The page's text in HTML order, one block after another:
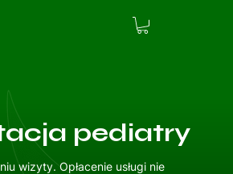
pediatry
wizyty. Opłacenie usługi nie